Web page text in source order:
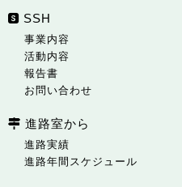
SSH
事業内容
活動内容
報告書
お問い合わせ
進路室から
進路実績
進路年間スケジュール